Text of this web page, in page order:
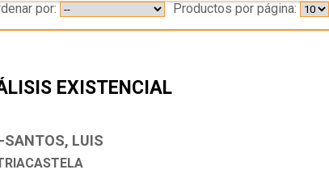
Productos por página:
por:
EXISTENCIAL
SANTOS, LUIS